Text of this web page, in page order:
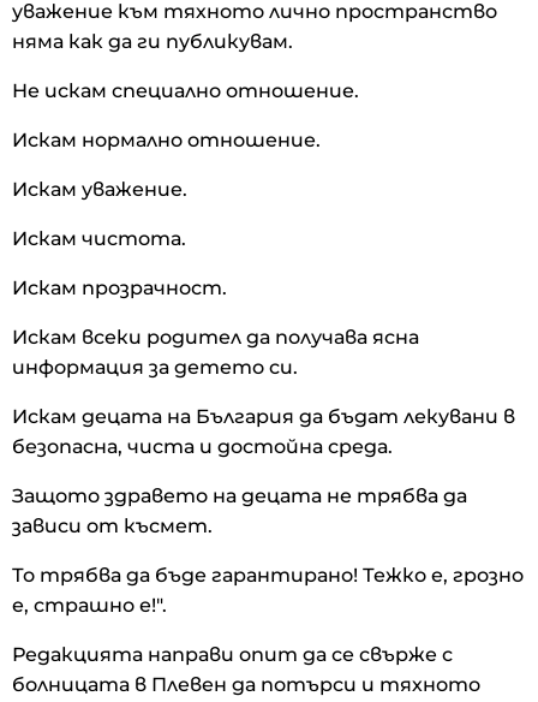
уважение към тяхното лично пространство
няма как да ги публикувам.
Не искам специално отношение.
Искам нормално отношение.
Искам уважение.
Искам чистота.
Искам прозрачност.
Искам всеки родител да получава ясна
информация за детето си.
Искам децата на България да бъдат лекувани в
безопасна, чиста и достойна среда.
Защото здравето на децата не трябва да
зависи от късмет.
То трябва да бъде гарантирано! Тежко е, грозно
е, страшно е!".
Редакцията направи опит да се свърже с
болницата в Плевен да потърси и тяхното